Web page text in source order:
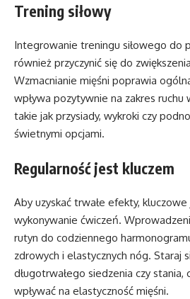
Trening siłowy
Integrowanie treningu siłowego do
również przyczynić się do
Wzmacnianie mięśni poprawia
wpływa pozytywnie na zakres ruchu
takie jak przysiady, wykroki czy
świetnymi opcjami.
Regularność jest kluczem
Aby uzyskać trwałe efekty,
wykonywanie ćwiczeń.
rutyn do codziennego
zdrowych i elastycznych nóg. Staraj
długotrwałego siedzenia czy
wpływać na elastyczność mięśni.